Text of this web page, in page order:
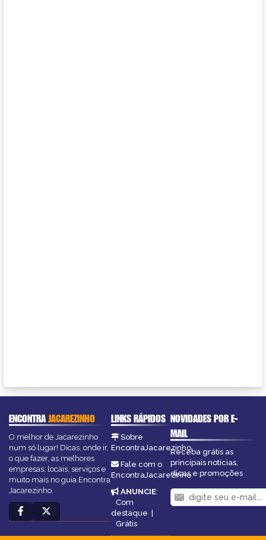
ENCONTRAJACAREZINHO
O melhor de Jacarezinho
num só lugar! Dicas, onde ir,
o que fazer, as melhores
empresas, locais, serviços e
muito mais no guia Encontra
Jacarezinho.
LINKS RÁPIDOS
Sobre
EncontraJacarezinho
Fale com o
EncontraJacarezinho
ANUNCIE:
Com
destaque |
Grátis
NOVIDADES POR E-
MAIL
Receba grátis as
principais notícias,
dicas e promoções